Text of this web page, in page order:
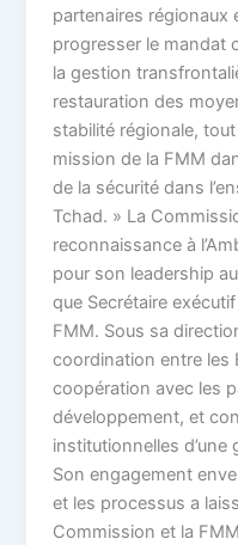
partenaires régionaux
progresser le mandat
la gestion
restauration des
stabilité régionale,
mission de la FMM
de la sécurité dans
Tchad. » La
reconnaissance à
pour son leadership
que Secrétaire
FMM. Sous sa
coordination entre les
coopération avec les
développement, et
institutionnelles
Son engagement
et les processus a
Commission et la